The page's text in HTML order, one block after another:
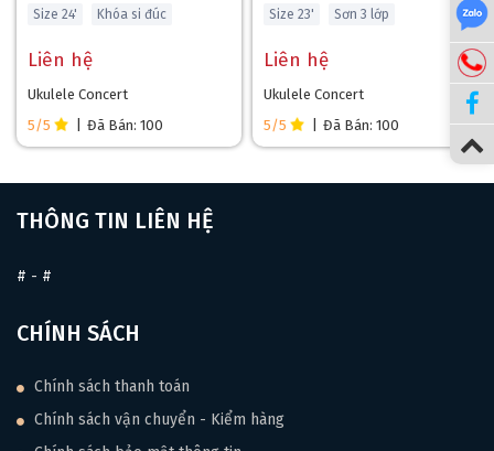
Size 24' Khóa si đúc
Liên hệ
Ukulele Concert
5/5
Đã Bán: 100
Size 23' Sơn 3 lớp
Liên hệ
Ukulele Concert
5/5
Đã Bán: 100
THÔNG TIN LIÊN HỆ
# - #
CHÍNH SÁCH
Chính sách thanh toán
Chính sách vận chuyển - Kiểm hàng